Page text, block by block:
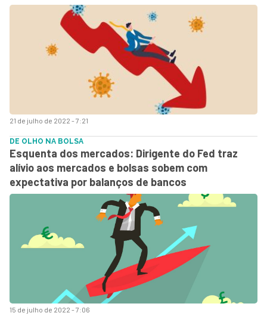
21 de julho de 2022 - 7:21
15 de julho de 2022 - 7:06
DE OLHO NA BOLSA
Esquenta dos mercados: Dirigente do Fed traz
alívio aos mercados e bolsas sobem com
expectativa por balanços de bancos